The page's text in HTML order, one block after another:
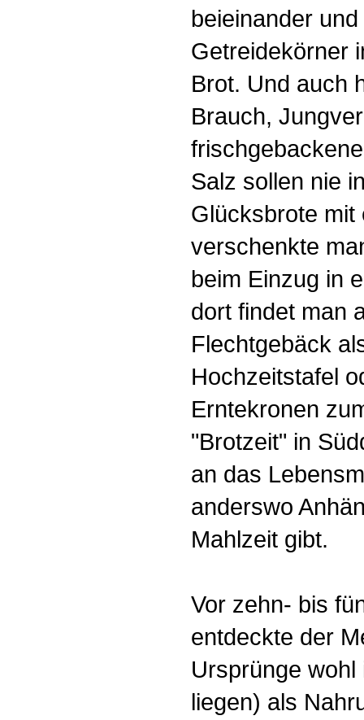
beieinander
Getreidekörner
Brot. Und auch
Brauch,
Salz sollen nie
Glücksbrote mit
verschenkte
beim Einzug in
dort findet man
Flechtgebäck
Hochzeitstafel
Erntekronen
"Brotzeit" in
an das
anderswo
Mahlzeit gibt.
Vor zehn- bis
entdeckte der
Ursprünge
liegen) als